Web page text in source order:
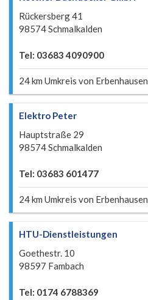
Rückersberg 41
98574 Schmalkalden
Tel: 03683 4090900
24 km Umkreis von Erbenhausen
Elektro Peter
Hauptstraße 29
98574 Schmalkalden
Tel: 03683 601477
24 km Umkreis von Erbenhausen
HTU-Dienstleistungen
Goethestr. 10
98597 Fambach
Tel: 0174 6788369